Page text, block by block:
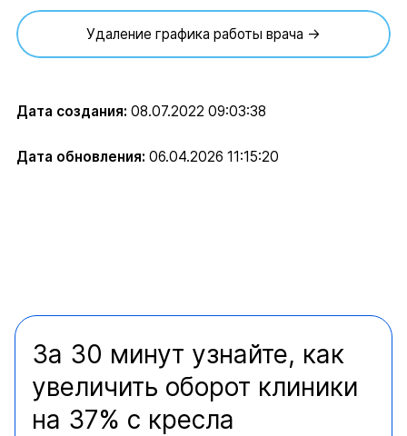
Удаление графика работы врача →
Дата создания: 08.07.2022 09:03:38
Дата обновления: 06.04.2026 11:15:20
За 30 минут узнайте, как
увеличить оборот клиники
на 37% с кресла